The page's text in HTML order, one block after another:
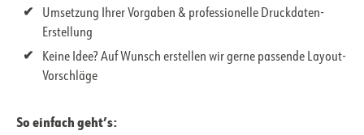
Umsetzung Ihrer Vorgaben & professionelle Druckdaten-
Erstellung
Keine Idee? Auf Wunsch erstellen wir gerne passende Layout-
Vorschläge
So einfach geht’s: